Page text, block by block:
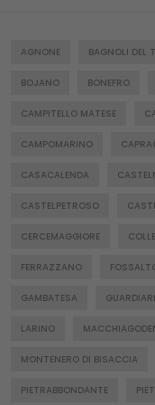
AGNONE BAGNOLI DEL
BOJANO BONEFRO
CAMPITELLO MATESE
CAMPOMARINO
CASACALENDA
CASTELPETROSO
CERCEMAGGIORE
FERRAZZANO
GAMBATESA
LARINO
MONTENERO DI BISACCIA
PIETRABBONDANTE